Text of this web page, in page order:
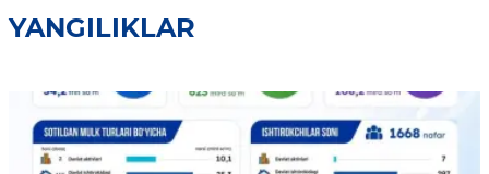
YANGILIKLAR